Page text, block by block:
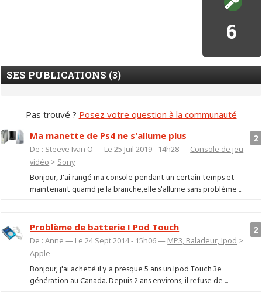
6
SES PUBLICATIONS (3)
Pas trouvé ? Posez votre question à la communauté
2
Ma manette de Ps4 ne s'allume plus
De : Steeve Ivan O — Le 25 Juil 2019 - 14h28 — Console de jeu
vidéo > Sony
Bonjour, J'ai rangé ma console pendant un certain temps et
maintenant quamd je la branche,elle s'allume sans problème ...
2
Problème de batterie I Pod Touch
De : Anne — Le 24 Sept 2014 - 15h06 — MP3, Baladeur, Ipod >
Apple
Bonjour, j'ai acheté il y a presque 5 ans un Ipod Touch 3e
génération au Canada. Depuis 2 ans environs, il refuse de ...